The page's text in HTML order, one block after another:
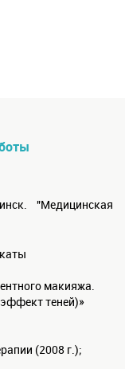
"Медицинская
макияжа.
теней)»
(2008 г.);